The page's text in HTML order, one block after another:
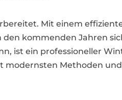
Mit einem
den kommenden Jahren
ist ein professioneller
modernsten Methoden